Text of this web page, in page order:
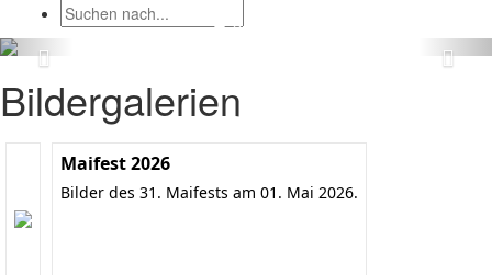
Bildergalerien
Maifest 2026
Bilder des 31. Maifests am 01. Mai 2026.